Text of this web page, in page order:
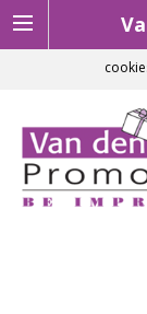
Om onze website